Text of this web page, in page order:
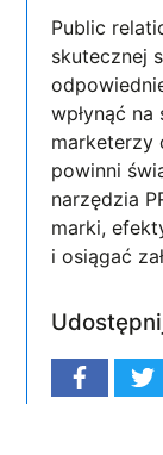
Public
skutecznej
wpłynąć na
marketerzy
powinni
narzędzia
marki,
i osiągać